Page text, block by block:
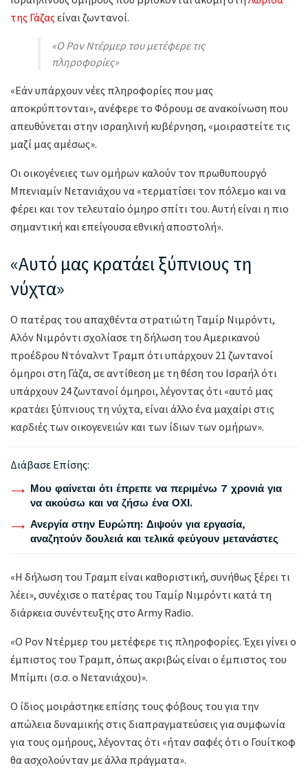
της Γάζαςείναι ζωντανοί.
«Ο Ρον Ντέρμερ του μετέφερε τις
πληροφορίες»
«Εάν υπάρχουν νέες πληροφορίες που μας
αποκρύπτονται», ανέφερε το Φόρουμ σε ανακοίνωση που
απευθύνεται στην ισραηλινή κυβέρνηση, «μοιραστείτε τις
μαζί μας αμέσως».
Οι οικογένειες των ομήρων καλούν τον πρωθυπουργό
Μπενιαμίν Νετανιάχου να «τερματίσει τον πόλεμο και να
φέρει και τον τελευταίο όμηρο σπίτι του. Αυτή είναι η πιο
σημαντική και επείγουσα εθνική αποστολή».
«Αυτό μας κρατάει ξύπνιους τη
νύχτα»
Ο πατέρας του απαχθέντα στρατιώτη Ταμίρ Νιμρόντι,
Αλόν Νιμρόντι σχολίασε τη δήλωση του Αμερικανού
προέδρου Ντόναλντ Τραμπ ότι υπάρχουν 21 ζωντανοί
όμηροι στη Γάζα, σε αντίθεση με τη θέση του Ισραήλ ότι
υπάρχουν 24 ζωντανοί όμηροι, λέγοντας ότι «αυτό μας
κρατάει ξύπνιους τη νύχτα, είναι άλλο ένα μαχαίρι στις
καρδιές των οικογενειών και των ίδιων των ομήρων».
Διάβασε Επίσης:
Μου φαίνεται ότι έπρεπε να περιμένω 7 χρονιά για
να ακούσω και να ζήσω ένα ΟΧΙ.
Ανεργία στην Ευρώπη: Διψούν για εργασία,
αναζητούν δουλειά και τελικά φεύγουν μετανάστες
«Η δήλωση του Τραμπ είναι καθοριστική, συνήθως ξέρει τι
λέει», συνέχισε ο πατέρας του Ταμίρ Νιμρόντι κατά τη
διάρκεια συνέντευξης στο Army Radio.
«Ο Ρον Ντέρμερ του μετέφερε τις πληροφορίες. Έχει γίνει ο
έμπιστος του Τραμπ, όπως ακριβώς είναι ο έμπιστος του
Μπίμπι (σ.σ. ο Νετανιάχου)».
Ο ίδιος μοιράστηκε επίσης τους φόβους του για την
απώλεια δυναμικής στις διαπραγματεύσεις για συμφωνία
για τους ομήρους, λέγοντας ότι «ήταν σαφές ότι ο Γουίτκοφ
θα ασχολούνταν με άλλα πράγματα».